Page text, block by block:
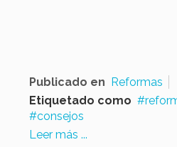
Publicado en Reformas
Etiquetado como
consejos
Leer más ...